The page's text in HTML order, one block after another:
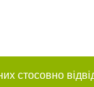
стосовно